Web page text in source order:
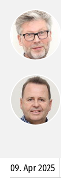
09. Apr2025